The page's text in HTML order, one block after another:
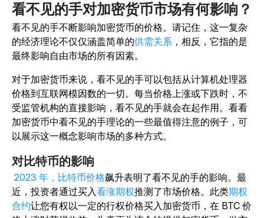
看不见的手对加密货币市场有何影响？
看不见的手不断影响加密货币的价格。请记住，这一复杂
的经济理论不仅仅涵盖简单的供需关系 ，相反，它指的是
最终影响自由市场的所有因素。
对于加密货币来说，看不见的手可以包括从计算机处理器
价格到互联网模因数的一切。每当价格上涨或下跌时，不
受监管机构的直接影响，看不见的手就会在起作用。看看
加密货币中看不见的手理论的一些最值得注意的例子，可
以展示这一概念影响市场的多种方式。
对比特币的影响
2023 年，比特币价格飙升表明了看不见的手的影响。最
近，投资者通过买入看涨期权推测了市场价格。此类期权
合约让您有权以一定的行权价格买入加密货币，在 BTC 价